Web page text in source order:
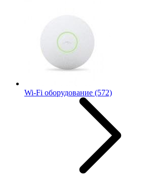
Wi-Fi оборудование (572)